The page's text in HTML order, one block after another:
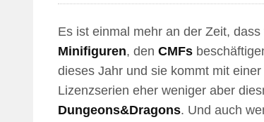
Es ist einmal mehr an der Zeit,
Minifiguren, den CMFs
dieses Jahr und sie kommt mit
Lizenzserien eher weniger aber
Dungeons&Dragons. Und auch